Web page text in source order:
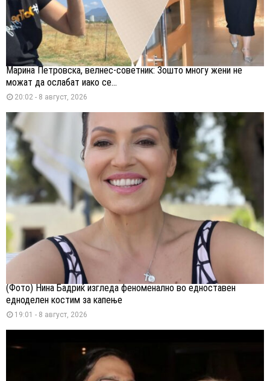
Марина Петровска, велнес-советник: Зошто многу жени не
можат да ослабат иако се...
20:02 - 8 август, 2026
(Фото) Нина Бадриќ изгледа феноменално во едноставен
едноделен костим за капење
19:01 - 8 август, 2026